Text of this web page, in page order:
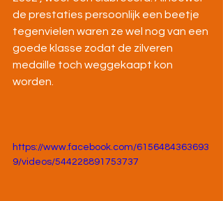
de prestaties persoonlijk een beetje
tegenvielen waren ze wel nog van een
goede klasse zodat de zilveren
medaille toch weggekaapt kon
worden.
https://www.facebook.com/6156484363693
9/videos/544228891753737